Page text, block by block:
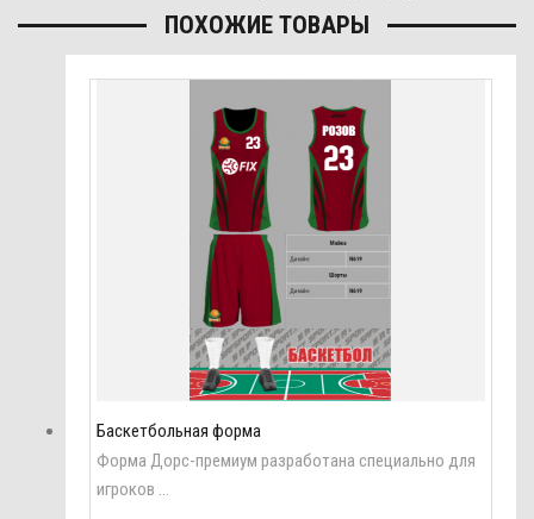
ПОХОЖИЕ ТОВАРЫ
Баскетбольная форма
Форма Дорс-премиум разработана специально для
игроков ...